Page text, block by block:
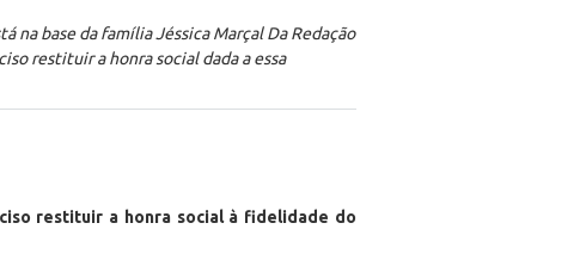
base da família Jéssica Marçal Da Redação
restituir a honra social dada a essa
restituir a honra social à fidelidade do